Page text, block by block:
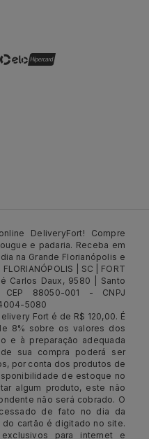
DeliveryFort! Compre
e padaria. Receba em
na Grande Florianópolis e
| SC | FORT
Carlos Daux, 9580 | Santo
88050-001 - CNPJ
5080
Fort é de R$ 120,00. É
8% sobre os valores dos
e à preparação adequada
sua compra poderá ser
por conta dos produtos de
de estoque no
algum produto, este não
não será cobrado. O
de fato no dia da
cartão é digitado no site.
para internet e